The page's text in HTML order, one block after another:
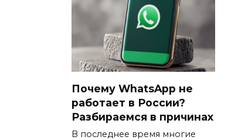
Почему WhatsApp не
работает в России?
Разбираемся в причинах
В последнее время многие